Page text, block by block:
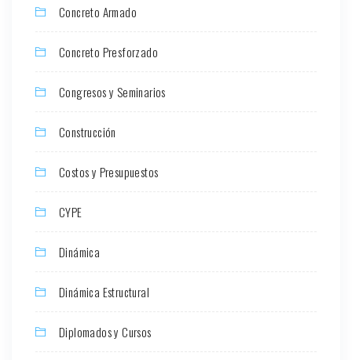
Concreto Armado
Concreto Presforzado
Congresos y Seminarios
Construcción
Costos y Presupuestos
CYPE
Dinámica
Dinámica Estructural
Diplomados y Cursos